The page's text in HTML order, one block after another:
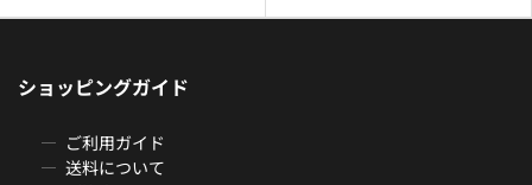
ショッピングガイド
ご利用ガイド
送料について